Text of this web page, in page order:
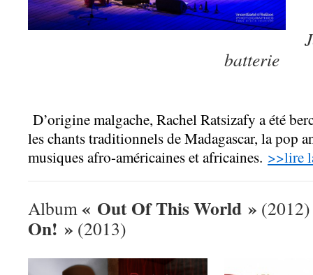
batterie
D’origine malgache, Rachel Ratsizafy a été
les chants traditionnels de Madagascar, la pop
musiques afro-américaines et africaines. >>lire
Album « Out Of This World »
On! » (2013)